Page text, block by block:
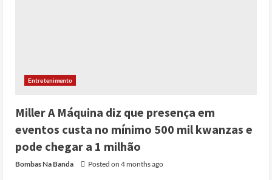
Entretenimento
Miller A Máquina diz que presença em
eventos custa no mínimo 500 mil kwanzas e
pode chegar a 1 milhão
Bombas Na Banda Posted on 4 months ago